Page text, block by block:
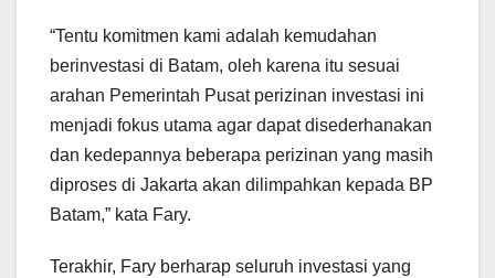
“Tentu komitmen kami adalah kemudahan
berinvestasi di Batam, oleh karena itu sesuai
arahan Pemerintah Pusat perizinan investasi ini
menjadi fokus utama agar dapat disederhanakan
dan kedepannya beberapa perizinan yang masih
diproses di Jakarta akan dilimpahkan kepada BP
Batam,” kata Fary.
Terakhir, Fary berharap seluruh investasi yang